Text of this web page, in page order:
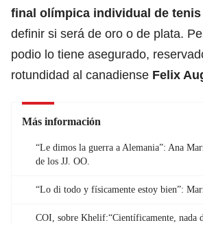
final olímpica individual de
definir si será de oro o de plata.
podio lo tiene asegurado,
rotundidad al canadiense Felix
Más información
“Le dimos la guerra a Alemania”: Ana
de los JJ. OO.
“Lo di todo y físicamente estoy bien”:
COI, sobre Khelif:“Científicamente, nada